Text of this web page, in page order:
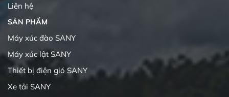
Liên hệ
SẢN PHẨM
Máy xúc đào SANY
Máy xúc lật SANY
Thiết bị điện gió SANY
Xe tải SANY